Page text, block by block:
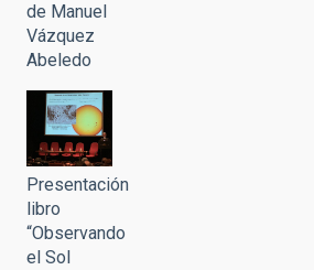
de Manuel
Vázquez
Abeledo
Presentación
libro
“Observando
el Sol